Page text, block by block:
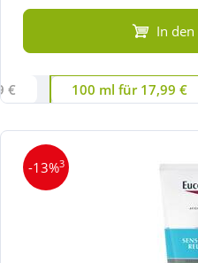
In
€ 100 ml für 17,99 €
-13%3